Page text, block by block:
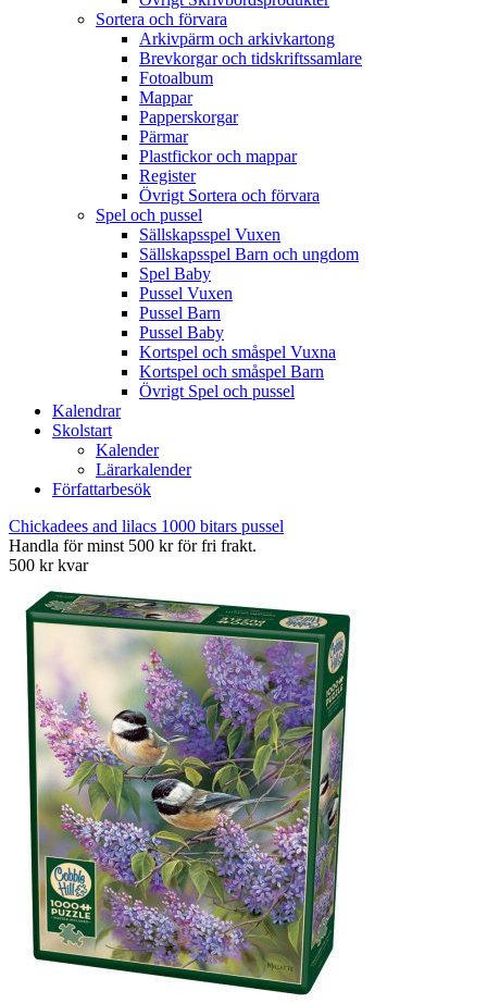
Sortera och förvara
Arkivpärm och arkivkartong
Brevkorgar och tidskriftssamlare
Fotoalbum
Mappar
Papperskorgar
Pärmar
Plastfickor och mappar
Register
Övrigt Sortera och förvara
Spel och pussel
Sällskapsspel Vuxen
Sällskapsspel Barn och ungdom
Spel Baby
Pussel Vuxen
Pussel Barn
Pussel Baby
Kortspel och småspel Vuxna
Kortspel och småspel Barn
Övrigt Spel och pussel
Kalendrar
Skolstart
Kalender
Lärarkalender
Författarbesök
Chickadees and lilacs 1000 bitars pussel
Handla för minst 500 kr för fri frakt.
500 kr kvar